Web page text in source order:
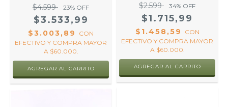
$4.599 23% OFF
$3.533,99
$3.003,89
CON
EFECTIVO Y COMPRA MAYOR
A $60.000.
$2.599 34% OFF
$1.715,99
$1.458,59
CON
EFECTIVO Y COMPRA MAYOR
A $60.000.
AGREGAR AL CARRITO